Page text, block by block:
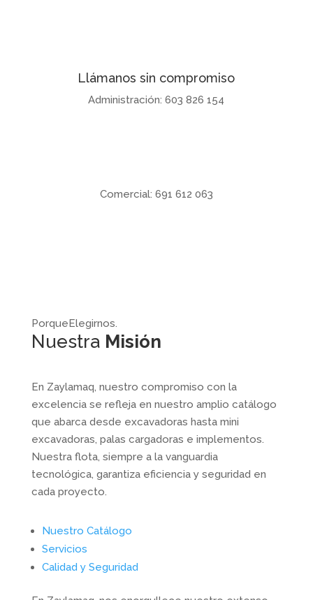
Llámanos sin compromiso
Administración: 603 826 154
Comercial: 691 612 063
PorqueElegirnos.
Nuestra Misión
En Zaylamaq, nuestro compromiso con la
excelencia se refleja en nuestro amplio catálogo
que abarca desde excavadoras hasta mini
excavadoras, palas cargadoras e implementos.
Nuestra flota, siempre a la vanguardia
tecnológica, garantiza eficiencia y seguridad en
cada proyecto.
Nuestro Catálogo
Servicios
Calidad y Seguridad